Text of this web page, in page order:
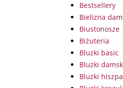
Bestsellery
Bielizna
Biustonosze
Biżuteria
Bluzki basic
Bluzki
Bluzki